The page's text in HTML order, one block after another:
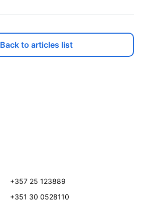
to articles list
+357 25 123889
+351 30 0528110